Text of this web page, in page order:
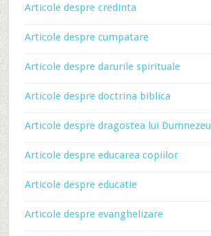
Articole despre credinta
Articole despre cumpatare
Articole despre darurile spirituale
Articole despre doctrina biblica
Articole despre dragostea lui Dumnezeu
Articole despre educarea copiilor
Articole despre educatie
Articole despre evanghelizare